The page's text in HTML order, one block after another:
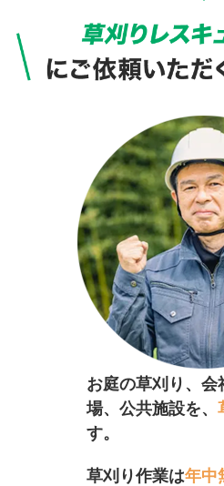
お庭の草刈り、
場、公共施設を、
す。
草刈り作業は年中